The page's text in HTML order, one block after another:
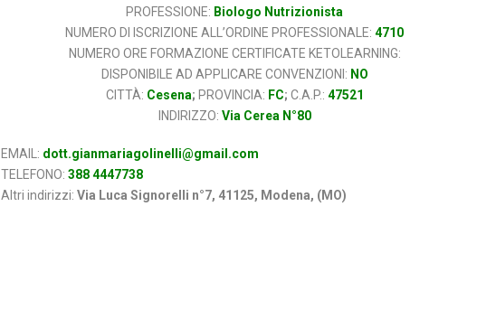
PROFESSIONE: Biologo Nutrizionista
NUMERO DI ISCRIZIONE ALL’ORDINE PROFESSIONALE:4710
NUMERO ORE FORMAZIONE CERTIFICATE KETOLEARNING:
DISPONIBILE AD APPLICARE CONVENZIONI: NO
CITTÀ: Cesena; PROVINCIA: FC; C.A.P.: 47521
INDIRIZZO: Via Cerea N°80
EMAIL: dott.gianmariagolinelli@gmail.com
TELEFONO: 388 4447738
Altri indirizzi: Via Luca Signorelli n°7, 41125, Modena, (MO)